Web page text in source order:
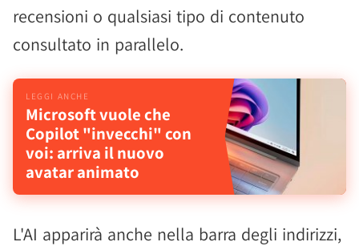
recensioni o qualsiasi tipo di contenuto
consultato in parallelo.
Microsoft vuole che
Copilot "invecchi" con
voi: arriva il nuovo
avatar animato
L'AI apparirà anche nella barra degli indirizzi,